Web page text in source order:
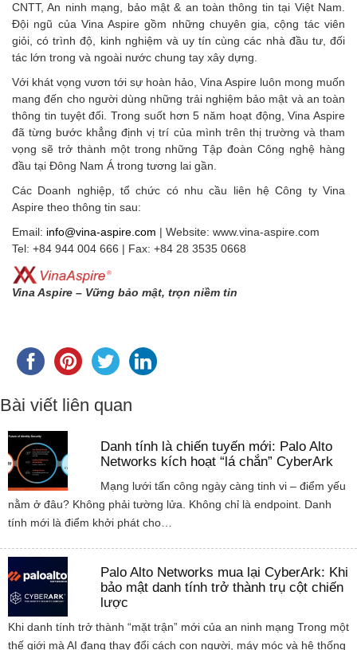
CNTT, An ninh mạng, bảo mật & an toàn thông tin tại Việt Nam.
Đội ngũ của Vina Aspire gồm những chuyên gia, cộng tác viên
giỏi, có trình độ, kinh nghiệm và uy tín cùng các nhà đầu tư, đối
tác lớn trong và ngoài nước chung tay xây dựng.
Với khát vọng vươn tới sự hoàn hảo, Vina Aspire luôn mong muốn
mang đến cho người dùng những trải nghiệm bảo mật và an toàn
thông tin tuyệt đối. Trong suốt hơn 5 năm hoạt động, Vina Aspire
đã từng bước khẳng định vị trí của mình trên thị trường và tham
vọng sẽ trở thành một trong những Tập đoàn Công nghệ hàng
đầu tại Đông Nam Á trong tương lai gần.
Các Doanh nghiệp, tổ chức có nhu cầu liên hệ Công ty Vina
Aspire theo thông tin sau:
Email: info@vina-aspire.com | Website: www.vina-aspire.com
Tel: +84 944 004 666 | Fax: +84 28 3535 0668
Vina Aspire – Vững bảo mật, trọn niềm tin
Bài viết liên quan
Danh tính là chiến tuyến mới: Palo Alto
Networks kích hoạt “lá chắn” CyberArk
Mạng lưới tấn công ngày càng tinh vi – điểm yếu
nằm ở đâu? Không phải tường lửa. Không chỉ là endpoint. Danh
tính mới là điểm khởi phát cho…
Palo Alto Networks mua lại CyberArk: Khi
bảo mật danh tính trở thành trụ cột chiến
lược
Khi danh tính trở thành “mặt trận” mới của an ninh mạng Trong một
thế giới mà AI đang thay đổi cách con người, máy móc và hệ thống